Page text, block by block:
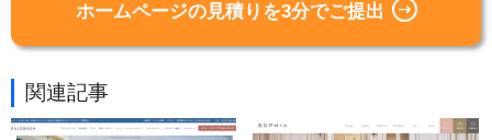
ホームページの見積りを3分でご提出
関連記事